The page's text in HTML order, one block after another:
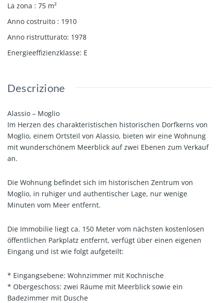
La zona : 75 m²
Anno costruito : 1910
Anno ristrutturato: 1978
Energie­effizienz­klasse: E
Descrizione
Alassio – Moglio
Im Herzen des charakteristischen historischen Dorfkerns von
Moglio, einem Ortsteil von Alassio, bieten wir eine Wohnung
mit wunderschönem Meerblick auf zwei Ebenen zum Verkauf
an.
Die Wohnung befindet sich im historischen Zentrum von
Moglio, in ruhiger und authentischer Lage, nur wenige
Minuten vom Meer entfernt.
Die Immobilie liegt ca. 150 Meter vom nächsten kostenlosen
öffentlichen Parkplatz entfernt, verfügt über einen eigenen
Eingang und ist wie folgt aufgeteilt:
* Eingangsebene: Wohnzimmer mit Kochnische
* Obergeschoss: zwei Räume mit Meerblick sowie ein
Badezimmer mit Dusche